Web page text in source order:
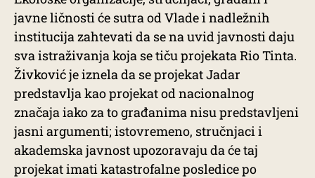
javne ličnosti će sutra od Vlade i nadležnih
institucija zahtevati da se na uvid javnosti daju
sva istraživanja koja se tiču projekata Rio Tinta.
Živković je iznela da se projekat Jadar
predstavlja kao projekat od nacionalnog
značaja iako za to građanima nisu predstavljeni
jasni argumenti; istovremeno, stručnjaci i
akademska javnost upozoravaju da će taj
projekat imati katastrofalne posledice po